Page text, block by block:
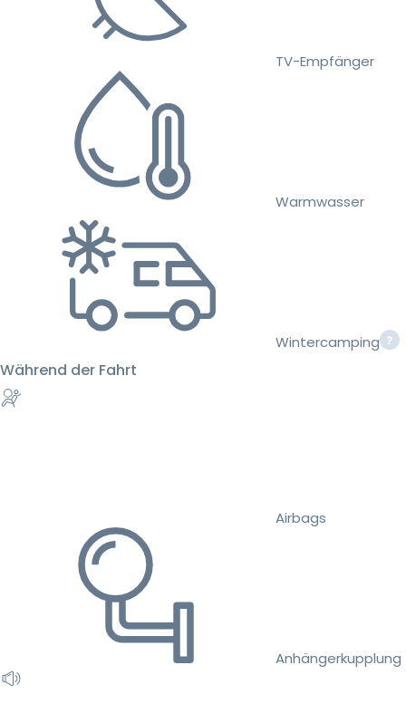
TV-Empfänger
Warmwasser
Wintercamping
Während der Fahrt
Airbags
Anhängerkupplung